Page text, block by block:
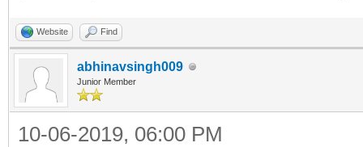
Website Find
abhinavsingh009
Junior Member
10-06-2019, 06:00 PM